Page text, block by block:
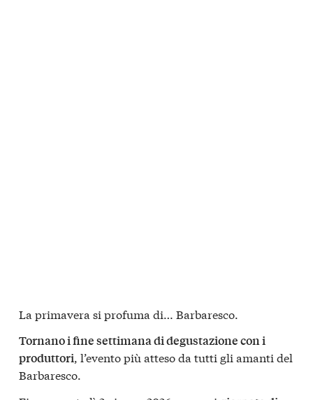
La primavera si profuma di… Barbaresco.
Tornano i fine settimana di degustazione con i
produttori, l’evento più atteso da tutti gli amanti del
Barbaresco.